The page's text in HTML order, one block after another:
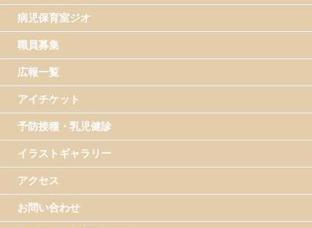
病児保育室ジオ
職員募集
広報一覧
アイチケット
予防接種・乳児健診
イラストギャラリー
アクセス
お問い合わせ